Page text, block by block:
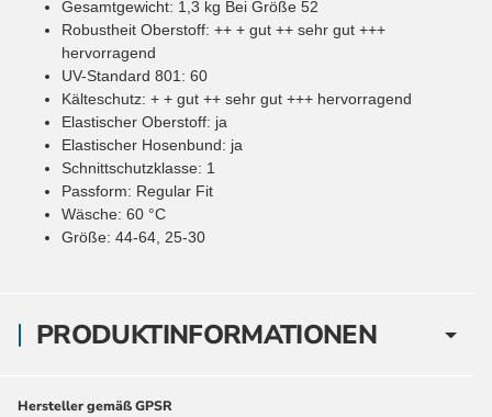
PRODUKTINFORMATIONEN
Gesamtgewicht: 1,3 kg Bei Größe 52
Robustheit Oberstoff: ++ + gut ++ sehr gut +++
hervorragend
UV-Standard 801: 60
Kälteschutz: + + gut ++ sehr gut +++ hervorragend
Elastischer Oberstoff: ja
Elastischer Hosenbund: ja
Schnittschutzklasse: 1
Passform: Regular Fit
Wäsche: 60 °C
Größe: 44-64, 25-30
Hersteller gemäß GPSR